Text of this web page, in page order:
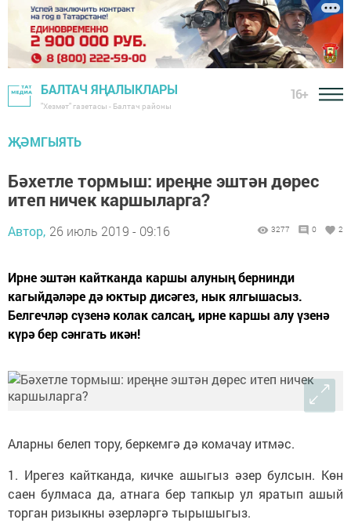
БАЛТАЧ ЯҢАЛЫКЛАРЫ
"Хезмәт" газетасы - Балтач районы
16+
ҖӘМГЫЯТЬ
Бәхетле тормыш: иреңне эштән дөрес
итеп ничек каршыларга?
Автор, 26 июль 2019 - 09:16 3277 0 2
Ирне эштән кайтканда каршы алуның бернинди
кагыйдәләре дә юктыр дисәгез, нык ялгышасыз.
Белгечләр сүзенә колак салсаң, ирне каршы алу үзенә
күрә бер сәнгать икән!
Аларны белеп тору, беркемгә дә комачау итмәс.
1. Ирегез кайтканда, кичке ашыгыз әзер булсын. Көн
саен булмаса да, атнага бер тапкыр ул яратып ашый
торган ризыкны әзерләргә тырышыгыз.